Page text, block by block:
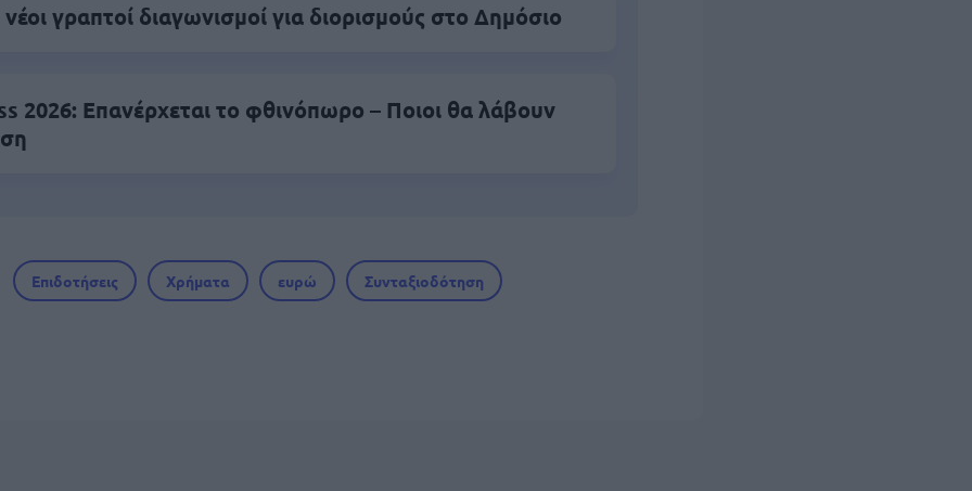
γραπτοί διαγωνισμοί για διορισμούς στο Δημόσιο
2026: Επανέρχεται το φθινόπωρο – Ποιοι θα λάβουν
Επιδοτήσεις Χρήματα ευρώ Συνταξιοδότηση